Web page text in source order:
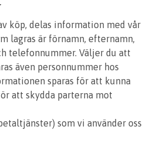
köp, delas information med vår
lagras är förnamn, efternamn,
telefonnummer. Väljer du att
även personnummer hos
sparas för att kunna
att skydda parterna mot
som vi använder oss